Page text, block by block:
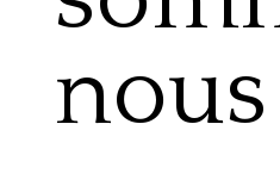
nous